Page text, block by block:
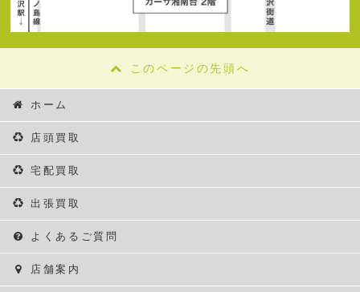
このページの先頭へ
ホーム
店頭買取
宅配買取
出張買取
よくあるご質問
店舗案内